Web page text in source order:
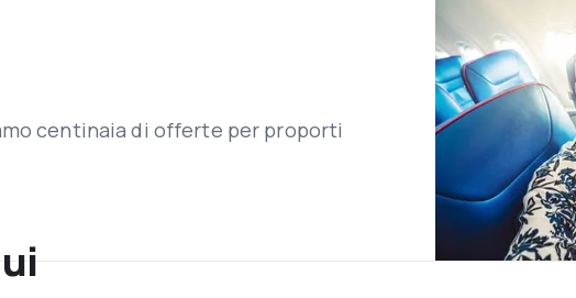
centinaia di offerte per proporti